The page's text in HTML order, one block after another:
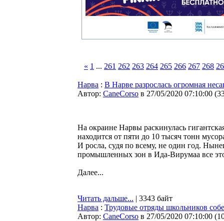
« 1 ... 261 262 263 264 265 266 267 268
Нарва : В Нарве разрослась огромная
Автор: CaneCorso в 27/05/2020 07:10:00 (
На окраине Нарвы раскинулась
находится от пяти до 10 тысяч тонн
И росла, судя по всему, не один год.
промышленных зон в Ида-Вирумаа все это
Далее...
Читать дальше... | 3343 байт
Нарва : Трудовые отряды школьников
Автор: CaneCorso в 27/05/2020 07:10:00 (